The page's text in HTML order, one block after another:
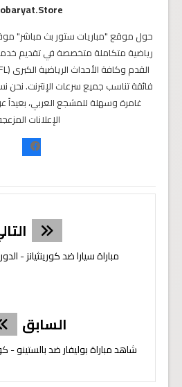
حول موقع "مباريات ستور بث مباشر"
رياضية متكاملة متخصصة في تقديم خدمة
فائقة تناسب جميع سرعات الإنترنت.
غامرة وسهلة للمشجع العربي، بعيداً
الإعلانات
مباراة سيارا ضد كورينثيانز - الدوري
السابق
شاهد مباراة بوليفار ضد بالستينو -